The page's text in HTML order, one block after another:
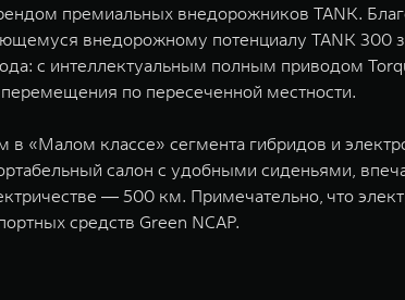
премиальных внедорожников TANK.
внедорожному потенциалу TANK 300
с интеллектуальным полным приводом
по пересеченной местности.
«Малом классе» сегмента гибридов и
салон с удобными сиденьями,
― 500 км. Примечательно, что
средств Green NCAP.